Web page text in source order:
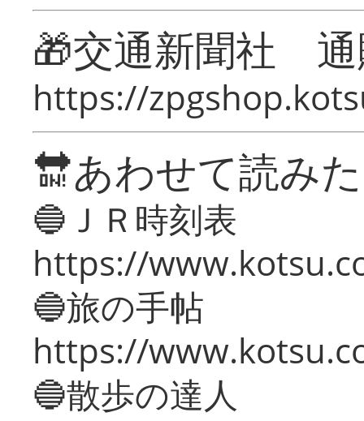
🎁交通新聞社
https://
🔛あわせて読み
🔵ＪＲ時刻表
https://
🔵旅の手帖
https://
🔵散歩の達人